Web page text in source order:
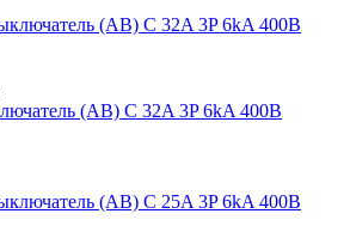
(АВ) C 32A 3P 6kA 400В